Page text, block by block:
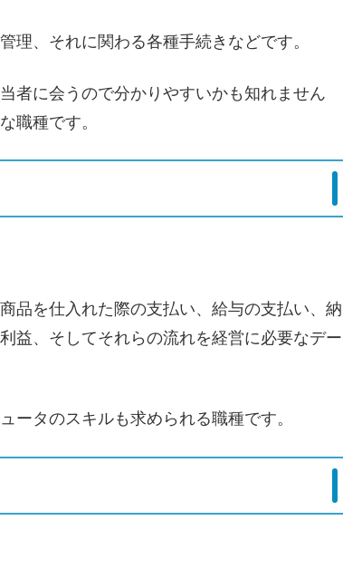
理、それに関わる各種手続きなどです。
者に会うので分かりやすいかも知れません
職種です。
品を仕入れた際の支払い、給与の支払い、納
益、そしてそれらの流れを経営に必要なデー
ータのスキルも求められる職種です。